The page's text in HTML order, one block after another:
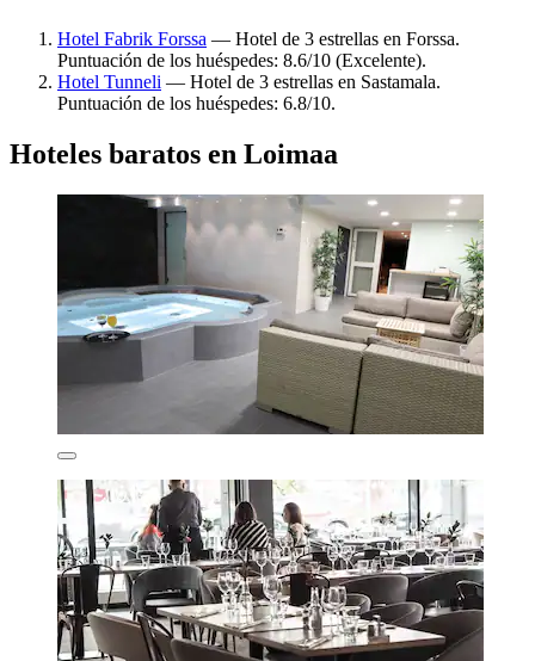
Hotel Fabrik Forssa — Hotel de 3 estrellas en Forssa.
Puntuación de los huéspedes: 8.6/10 (Excelente).
Hotel Tunneli — Hotel de 3 estrellas en Sastamala.
Puntuación de los huéspedes: 6.8/10.
Hoteles baratos en Loimaa